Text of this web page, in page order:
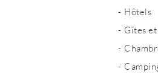
Hôtels
Gîtes